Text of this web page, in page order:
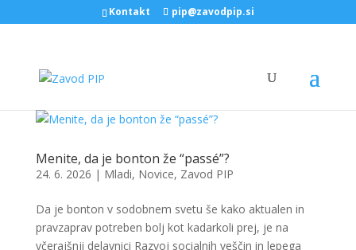
Kontakt pip@zavodpip.si
Menite, da je bonton že “passé”?
24. 6. 2026 | Mladi, Novice, Zavod PIP
Da je bonton v sodobnem svetu še kako aktualen in
pravzaprav potreben bolj kot kadarkoli prej, je na
včerajšnji delavnici Razvoj socialnih veščin in lepega